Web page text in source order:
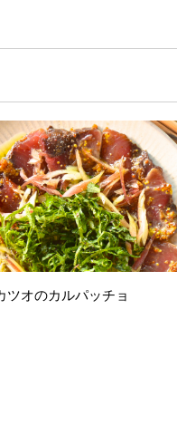
ツオのカルパッチョ